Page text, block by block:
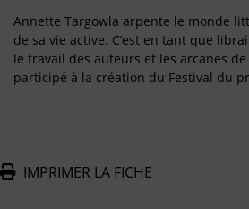
Annette Targowla arpente le monde
de sa vie active. C’est en tant que
le travail des auteurs et les arcanes de
participé à la création du Festival du
IMPRIMER LA FICHE